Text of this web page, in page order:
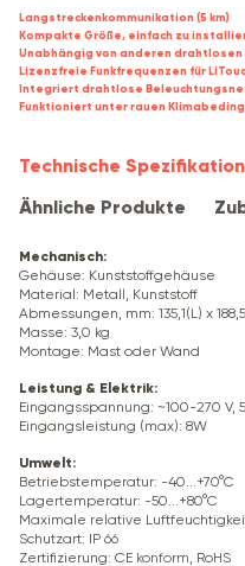
Langstreckenkommunikation (5 km)
Kompakte Größe, einfach zu
Unabhängig von anderen drahtlosen
Lizenzfreie Funkfrequenzen für
Integriert drahtlose
Funktioniert unter rauen
Technische
Ähnliche Produkte
Mechanisch:
Gehäuse: Kunststoffgehäuse
Material: Metall, Kunststoff
Abmessungen, mm: 135,1(L) x
Masse: 3,0 kg
Montage: Mast oder Wand
Leistung & Elektrik:
Eingangsspannung: ~100-270 V,
Eingangsleistung (max): 8W
Umwelt:
Betriebstemperatur: -40...+70°C
Lagertemperatur: -50...+80°C
Maximale relative
Schutzart: IP 66
Zertifizierung: CE konform , RoHS